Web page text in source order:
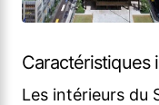
Caractéristiques
Les intérieurs du